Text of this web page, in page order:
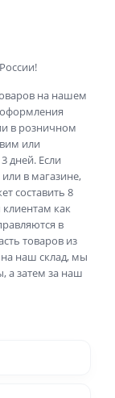
на нашем
оформления
в розничном
или
дней. Если
или в магазине,
составить 8
клиентам как
в
товаров из
на наш склад, мы
а затем за наш